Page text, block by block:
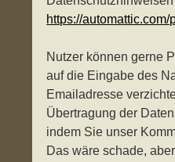
https://automattic.com/
Nutzer können gerne
auf die Eingabe des
Emailadresse
Übertragung der
indem Sie unser
Das wäre schade,